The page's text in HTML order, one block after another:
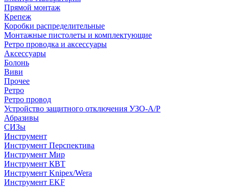
Прямой монтаж
Крепеж
Коробки распределительные
Монтажные пистолеты и комплектующие
Ретро проводка и аксессуары
Аксессуары
Болонь
Виви
Прочее
Ретро
Ретро провод
Устройство защитного отключения УЗО-А/Р
Абразивы
СИЗы
Инструмент
Инструмент Перспектива
Инструмент Мир
Инструмент КВТ
Инструмент Knipex/Wera
Инструмент EKF